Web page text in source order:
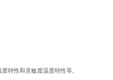
特性和灵敏度温度特性等。